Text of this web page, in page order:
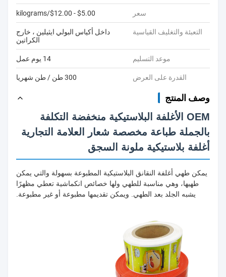
سعر $5.00 - $12.00/kilograms
التعبئة والتغليف القياسية
داخل أكياس البولي ايثيلين ، خارج
الكراتين
موعد التسليم 14 يوم عمل
القدرة على العرض 300 طن / طن شهريا
وصف المنتج
OEM الأغلفة البلاستيكية منخفضة التكلفة
بالجملة طباعة مخصصة شعار العلامة التجارية
أغلفة بلاستيكية ملونة السجق
يمكن طهي أغلفة النقانق البلاستيكية المطبوعة بسهولة والتي يمكن
طهيها، وهي مناسبة للطهي ولها خصائص انكماشية تعطي مظهرًا
يشبه الجلد بعد الطهي. ويمكن تقديمها مطبوعة أو غير مطبوعة.